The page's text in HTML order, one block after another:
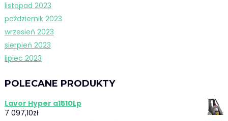
listopad 2023
październik 2023
wrzesień 2023
sierpień 2023
lipiec 2023
POLECANE PRODUKTY
Lavor Hyper a1510Lp
7 097,10zł